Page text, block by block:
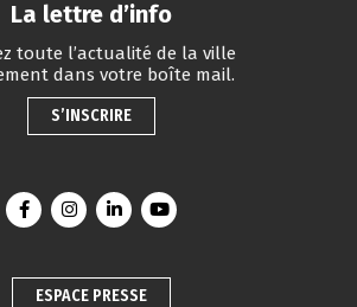
La lettre d’info
toute l’actualité de la ville
dans votre boîte mail.
S’INSCRIRE
Lien vers le compte Facebook
Lien vers le compte Instagram
Lien vers le compte Linkedin
Lien vers la chaîne
ESPACE PRESSE